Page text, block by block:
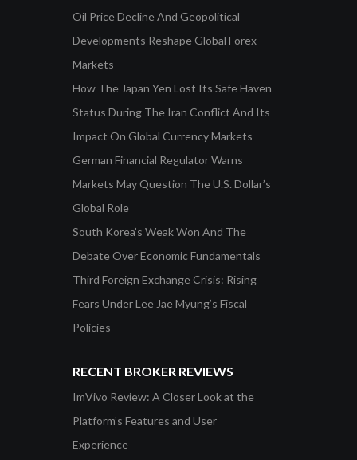
Oil Price Decline And Geopolitical
Developments Reshape Global Forex
Markets
How The Japan Yen Lost Its Safe Haven
Status During The Iran Conflict And Its
Impact On Global Currency Markets
German Financial Regulator Warns
Markets May Question The U.S. Dollar’s
Global Role
South Korea’s Weak Won And The
Debate Over Economic Fundamentals
Third Foreign Exchange Crisis: Rising
Fears Under Lee Jae Myung’s Fiscal
Policies
RECENT BROKER REVIEWS
ImVivo Review: A Closer Look at the
Platform’s Features and User
Experience